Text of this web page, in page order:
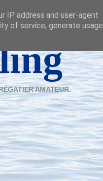
AMATEUR.
IP address and user-agent
of service, generate usage